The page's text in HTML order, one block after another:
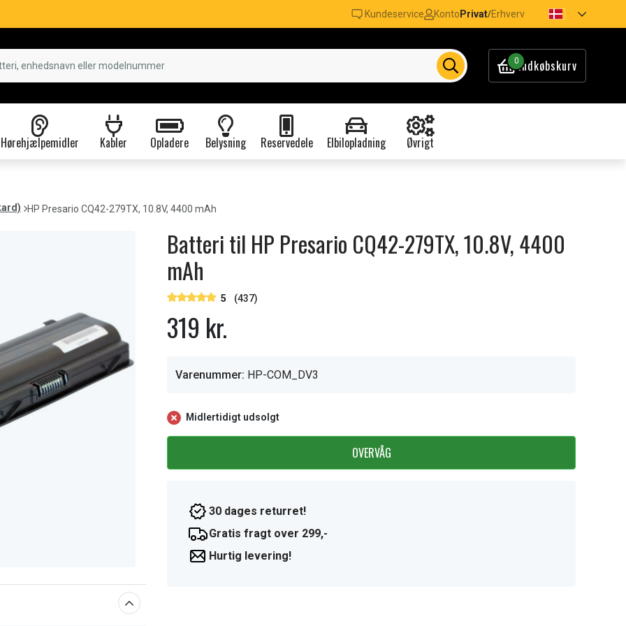
Kundeservice Konto Privat/Erhverv
0Indkøbskurv
Hørehjælpemidler Kabler Opladere Belysning Reservedele Elbilopladning Øvrigt
HP Presario CQ42-279TX, 10.8V, 4400 mAh
Batteri til HP Presario CQ42-279TX, 10.8V, 4400
mAh
5 (437)
319 kr.
Varenummer: HP-COM_DV3
Midlertidigt udsolgt
OVERVÅG
30 dages returret!
Gratis fragt over 299,-
Hurtig levering!